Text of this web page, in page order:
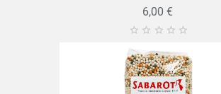
6,00 €
    